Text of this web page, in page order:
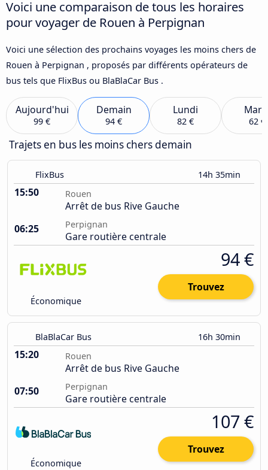
Voici une comparaison de tous les horaires
pour voyager de Rouen à Perpignan
Voici une sélection des prochains voyages les moins chers de
Rouen à Perpignan , proposés par différents opérateurs de
bus tels que FlixBus ou BlaBlaCar Bus .
Aujourd'hui
99 €
Demain
94 €
Lundi
82 € 62 €
Trajets en bus les moins chers demain
FlixBus 14h 35min
15:50 Rouen
Arrêt de bus Rive Gauche
06:25
Perpignan
Gare routière centrale
Économique
94 €
Trouvez
BlaBlaCar Bus 16h 30min
15:20 Rouen
Arrêt de bus Rive Gauche
07:50
Perpignan
Gare routière centrale
Économique
107 €
Trouvez